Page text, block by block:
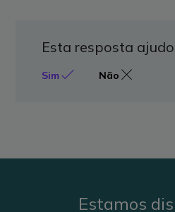
Esta resposta
Sim Não
Estamos